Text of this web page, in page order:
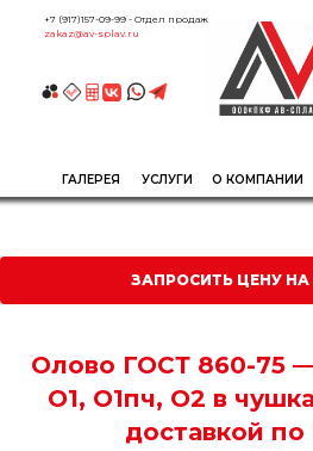
ГАЛЕРЕЯ О КОМПАНИИ
+7 (917)157-09-99 - Отдел продаж
zakaz@av-splav.ru
УСЛУГИ
ЗАПРОСИТЬ ЦЕНУ
Олово ГОСТ 860-75
О1, О1пч, О2 в
доставкой по